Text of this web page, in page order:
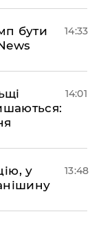
бути
14:33
14:01
у
13:48